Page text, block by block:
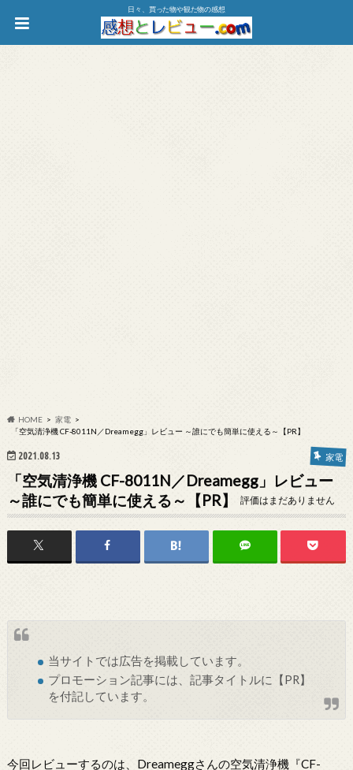
日々、買った物や観た物の感想
HOME
家電
「空気清浄機 CF-8011N／Dreamegg」レビュー ～誰にでも簡単に使える～【PR】
2021.08.13 家電
「空気清浄機 CF-8011N／Dreamegg」レビュー
～誰にでも簡単に使える～【PR】
評価はまだありません
当サイトでは広告を掲載しています。
プロモーション記事には、記事タイトルに【PR】
を付記しています。
今回レビューするのは、Dreameggさんの空気清浄機『CF-